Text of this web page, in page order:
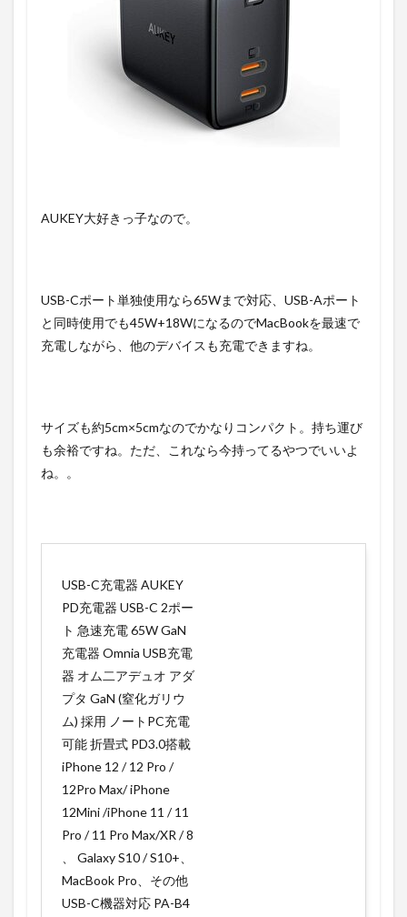
AUKEY大好きっ子なので。
USB-Cポート単独使用なら65Wまで対応、USB-Aポート
と同時使用でも45W+18WになるのでMacBookを最速で
充電しながら、他のデバイスも充電できますね。
サイズも約5cm×5cmなのでかなりコンパクト。持ち運び
も余裕ですね。ただ、これなら今持ってるやつでいいよ
ね。。
USB-C充電器 AUKEY
PD充電器 USB-C 2ポー
ト 急速充電 65W GaN
充電器 Omnia USB充電
器 オム二アデュオ アダ
プタ GaN (窒化ガリウ
ム) 採用 ノートPC充電
可能 折畳式 PD3.0搭載
iPhone 12 / 12 Pro /
12Pro Max/ iPhone
12Mini /iPhone 11 / 11
Pro / 11 Pro Max/XR / 8
、 Galaxy S10 / S10+、
MacBook Pro、その他
USB-C機器対応 PA-B4